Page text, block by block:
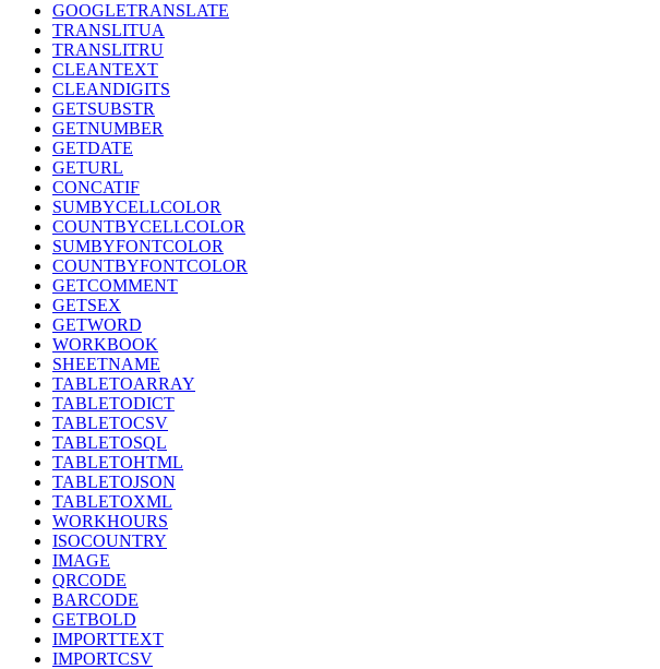
GOOGLETRANSLATE
TRANSLITUA
TRANSLITRU
CLEANTEXT
CLEANDIGITS
GETSUBSTR
GETNUMBER
GETDATE
GETURL
CONCATIF
SUMBYCELLCOLOR
COUNTBYCELLCOLOR
SUMBYFONTCOLOR
COUNTBYFONTCOLOR
GETCOMMENT
GETSEX
GETWORD
WORKBOOK
SHEETNAME
TABLETOARRAY
TABLETODICT
TABLETOCSV
TABLETOSQL
TABLETOHTML
TABLETOJSON
TABLETOXML
WORKHOURS
ISOCOUNTRY
IMAGE
QRCODE
BARCODE
GETBOLD
IMPORTTEXT
IMPORTCSV